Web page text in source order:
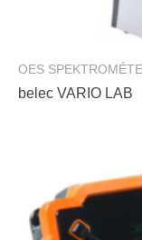
OES
belec VARIO LAB